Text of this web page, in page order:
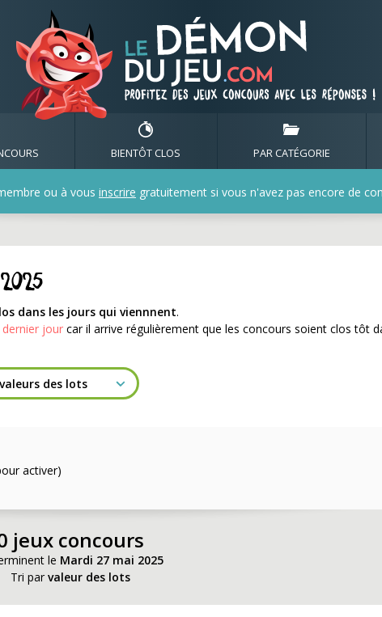
le 27/05/2025
BIENTÔT CLOS PAR CATÉGORIE
ou à vous inscrire gratuitement si vous n'avez pas encore de
dans les jours qui viennnent.
jour car il arrive régulièrement que les concours soient clos tôt
activer)
jeux concours
le Mardi 27 mai 2025
Tri par valeur des lots